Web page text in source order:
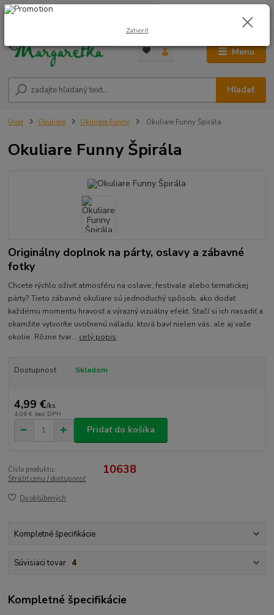
Menu
Hľadať
0948 236 042
0,00 €
Úvod Okuliare Okuliare Funny Okuliare Funny Špirála
Okuliare Funny Špirála
Originálny doplnok na párty, oslavy a zábavné
fotky
Chcete rýchlo oživiť atmosféru na oslave, festivale alebo tematickej
párty? Tieto zábavné okuliare sú jednoduchý spôsob, ako dodať
každému momentu hravosť a výrazný vizuálny efekt. Stačí si ich nasadiť a
okamžite vytvoríte uvoľnenú náladu, ktorá baví nielen vás, ale aj vaše
okolie. Rôzne tvar... celý popis
Dostupnosť Skladom
4,99 €/ks
4,06 € bez DPH
Pridať do košíka
Číslo produktu: 10638
Strážiť cenu / dostupnosť
Do obľúbených
Kompletné špecifikácie
Súvisiaci tovar 4
Kompletné špecifikácie
Zatvoriť